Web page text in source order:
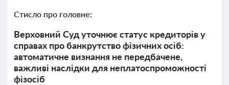
Стисло про головне:
Верховний Суд уточнює статус кредиторів у
справах про банкрутство фізичних осіб:
автоматичне визнання не передбачене,
важливі наслідки для неплатоспроможності
фізосіб